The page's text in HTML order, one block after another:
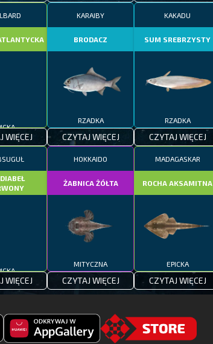
WIĘCEJ
KARAIBY
BRODACZ
RZADKA
CZYTAJ WIĘCEJ
KAKADU
SUM SREBRZYSTY
RZADKA
CZYTAJ WIĘCEJ
WIĘCEJ
HOKKAIDO
ŻABNICA ŻÓŁTA
MITYCZNA
CZYTAJ WIĘCEJ
MADAGASKAR
ROCHA AKSAMITNA
EPICKA
CZYTAJ WIĘCEJ